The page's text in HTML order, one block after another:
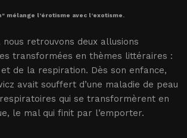
mélange l’érotisme avec l’exotisme.
nous retrouvons deux allusions
transformées en thèmes littéraires :
de la respiration. Dès son enfance,
avait souffert d’une maladie de peau
qui se transformèrent en
le mal qui finit par l’emporter.